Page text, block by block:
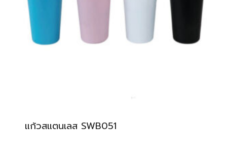
แก้วสแตนเลส SWB051